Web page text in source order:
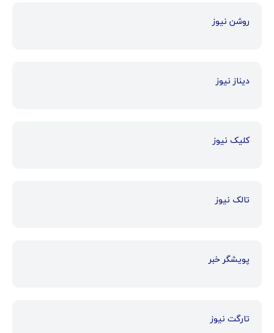
روشن نیوز
دیناز نیوز
کلیک نیوز
تالک نیوز
پویشگر خبر
تارگت نیوز